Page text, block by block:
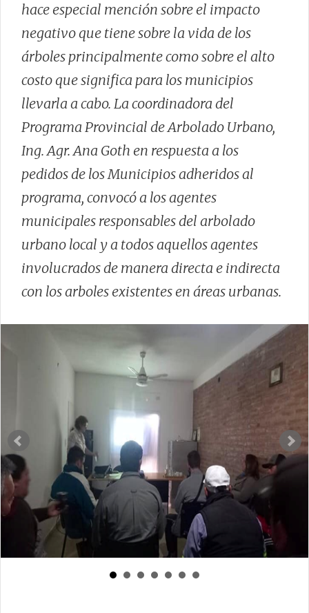
hace especial mención sobre el impacto
negativo que tiene sobre la vida de los
árboles principalmente como sobre el alto
costo que significa para los municipios
llevarla a cabo. La coordinadora del
Programa Provincial de Arbolado Urbano,
Ing. Agr. Ana Goth en respuesta a los
pedidos de los Municipios adheridos al
programa, convocó a los agentes
municipales responsables del arbolado
urbano local y a todos aquellos agentes
involucrados de manera directa e indirecta
con los arboles existentes en áreas urbanas.